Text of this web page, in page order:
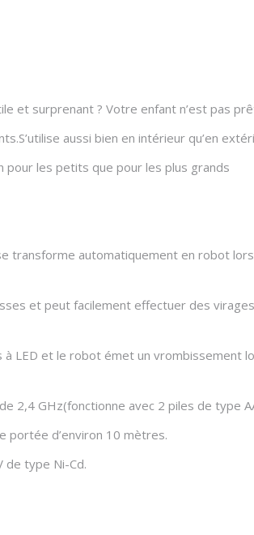
et surprenant ? Votre enfant n’est pas
aussi bien en intérieur qu’en
les petits que pour les plus grands
transforme automatiquement en robot
et peut facilement effectuer des
à LED et le robot émet un vrombissement
2,4 GHz(fonctionne avec 2 piles de type
portée d’environ 10 mètres.
de type Ni-Cd.